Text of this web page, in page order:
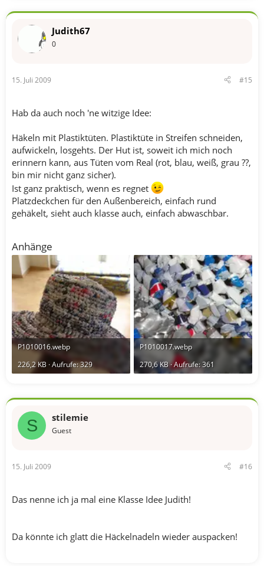
Judith67
0
15. Juli 2009 #15
Hab da auch noch 'ne witzige Idee:
Häkeln mit Plastiktüten. Plastiktüte in Streifen schneiden,
aufwickeln, losgehts. Der Hut ist, soweit ich mich noch
erinnern kann, aus Tüten vom Real (rot, blau, weiß, grau ??,
bin mir nicht ganz sicher).
Ist ganz praktisch, wenn es regnet
Platzdeckchen für den Außenbereich, einfach rund
gehäkelt, sieht auch klasse auch, einfach abwaschbar.
Anhänge
P1010016.webp
226,2 KB · Aufrufe: 329
P1010017.webp
270,6 KB · Aufrufe: 361
S stilemie
Guest
15. Juli 2009 #16
Das nenne ich ja mal eine Klasse Idee Judith!
Da könnte ich glatt die Häckelnadeln wieder auspacken!